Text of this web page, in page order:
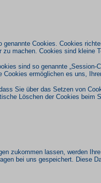
genannte Cookies. Cookies
machen. Cookies sind kleine
sind so genannte
ermöglichen es uns,
Sie über das Setzen von
Löschen der Cookies
zukommen lassen, werden
bei uns gespeichert. Diese